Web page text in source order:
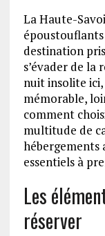
La Haute-
destination
s’évader de la
nuit insolite ici,
mémorable,
comment
multitude de
hébergements
essentiels à
Les
réserver